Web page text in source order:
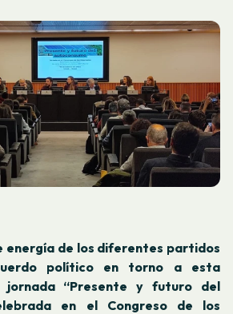
energía de los diferentes partidos
político en torno a esta
“Presente y futuro del
en el Congreso de los